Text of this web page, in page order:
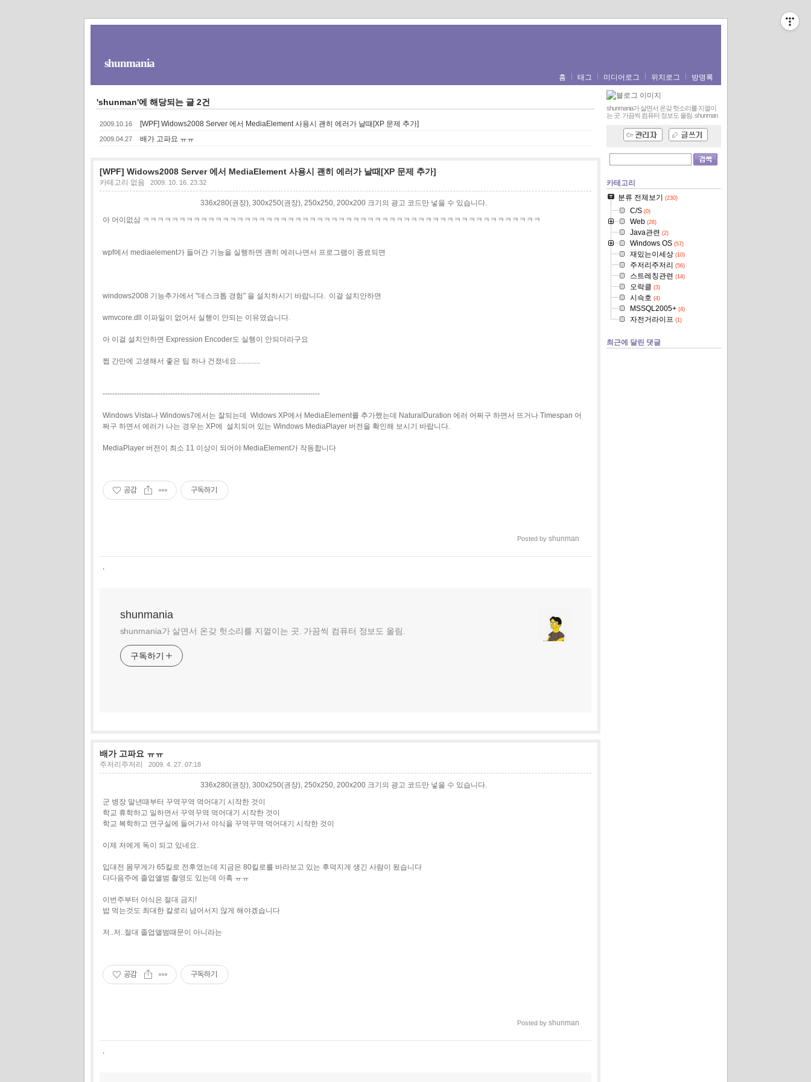
shunmania
홈 태그 미디어로그 위치로그 방명록
'shunman'에 해당되는 글 2건
2009.10.16 [WPF] Widows2008 Server 에서 MediaElement 사용시 괜히 에러가 날때[XP 문제 추가]
2009.04.27 배가 고파요 ㅠㅠ
[WPF] Widows2008 Server 에서 MediaElement 사용시 괜히 에러가 날때[XP 문제 추가]
카테고리 없음 2009. 10. 16. 23:32
336x280(권장), 300x250(권장), 250x250, 200x200 크기의 광고 코드만 넣을 수 있습니다.
아 어이없삼 ㅋㅋㅋㅋㅋㅋㅋㅋㅋㅋㅋㅋㅋㅋㅋㅋㅋㅋㅋㅋㅋㅋㅋㅋㅋㅋㅋㅋㅋㅋㅋㅋㅋㅋㅋㅋㅋㅋㅋㅋㅋㅋㅋㅋㅋㅋㅋㅋㅋㅋㅋㅋㅋㅋㅋ
wpf에서 mediaelement가 들어간 기능을 실행하면 괜히 에러나면서 프로그램이 종료되면
windows2008 기능추가에서 "데스크톱 경험" 을 설치하시기 바랍니다. 이걸 설치안하면
wmvcore.dll 이파일이 없어서 실행이 안되는 이유였습니다.
아 이걸 설치안하면 Expression Encoder도 실행이 안되더라구요
쩝 간만에 고생해서 좋은 팁 하나 건졌네요.............
------------------------------------------------------------------------------------------
Windows Vista나 Windows7에서는 잘되는데 Widows XP에서 MediaElement를 추가했는데 NaturalDuration 에러 어쩌구 하면서 뜨거나 Timespan 어
쩌구 하면서 에러가 나는 경우는 XP에 설치되어 있는 Windows MediaPlayer 버전을 확인해 보시기 바랍니다.
MediaPlayer 버전이 최소 11 이상이 되어야 MediaElement가 작동합니다
공감 구독하기
Posted by shunman
shunmania
shunmania가 살면서 온갖 헛소리를 지껄이는 곳. 가끔씩 컴퓨터 정보도 올림.
구독하기
배가 고파요 ㅠㅠ
주저리주저리 2009. 4. 27. 07:18
336x280(권장), 300x250(권장), 250x250, 200x200 크기의 광고 코드만 넣을 수 있습니다.
군 병장 말년때부터 꾸역꾸역 먹어대기 시작한 것이
학교 휴학하고 일하면서 꾸역꾸역 먹어대기 시작한 것이
학교 복학하고 연구실에 들어가서 야식을 꾸역꾸역 먹어대기 시작한 것이
이제 저에게 독이 되고 있네요.
입대전 몸무게가 65킬로 전후였는데 지금은 80킬로를 바라보고 있는 후덕지게 생긴 사람이 됬습니다
다다음주에 졸업앨범 촬영도 있는데 아흑 ㅠㅠ
이번주부터 야식은 절대 금지!
밥 먹는것도 최대한 칼로리 넘어서지 않게 해야겠습니다
저..저..절대 졸업앨범때문이 아니라는
공감 구독하기
Posted by shunman
shunmania가 살면서 온갖 헛소리를 지껄이
는 곳. 가끔씩 컴퓨터 정보도 올림. shunman
카테고리
분류 전체보기
(230)
C/S(0)
Web(28)
Java관련 (2)
Windows OS(57)
재밌는이세상(10)
주저리주저리 (56)
스트레칭관련 (14)
오락클 (3)
시슥호 (4)
MSSQL2005+(4)
자전거라이프 (1)
최근에 달린 댓글